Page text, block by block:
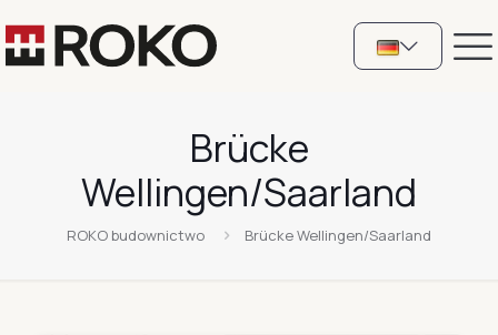
Brücke
Wellingen/Saarland
ROKO budownictwo Brücke Wellingen/Saarland